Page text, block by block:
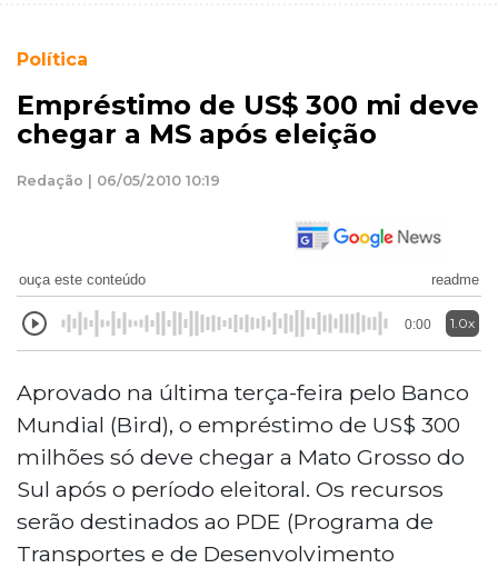
Política
Empréstimo de US$ 300 mi deve
chegar a MS após eleição
Redação | 06/05/2010 10:19
ouça este conteúdo readme
0:00 1.0x
Aprovado na última terça-feira pelo Banco
Mundial (Bird), o empréstimo de US$ 300
milhões só deve chegar a Mato Grosso do
Sul após o período eleitoral. Os recursos
serão destinados ao PDE (Programa de
Transportes e de Desenvolvimento